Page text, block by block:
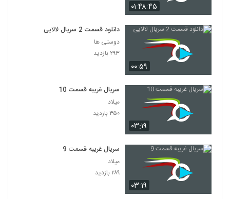
۰۱:۴۸:۴۵
۰۰:۵۹
دانلود قسمت 2 سریال لالایی
دوستی ها
۲۹۳ بازدید
۰۳:۱۹
سریال غریبه قسمت 10
میلاد
۳۵۰ بازدید
۰۳:۱۹
سریال غریبه قسمت 9
میلاد
۲۸۹ بازدید